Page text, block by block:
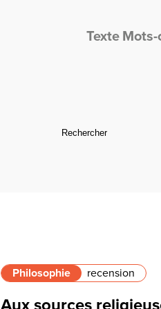
Texte Mots-
Philosophie recension